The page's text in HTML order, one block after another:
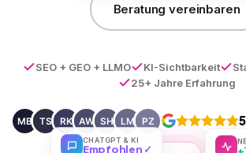
Beratung vereinbaren
SEO + GEO + LLMO KI-Sichtbarkeit
25+ Jahre Erfahrung
Empfohlen ✓